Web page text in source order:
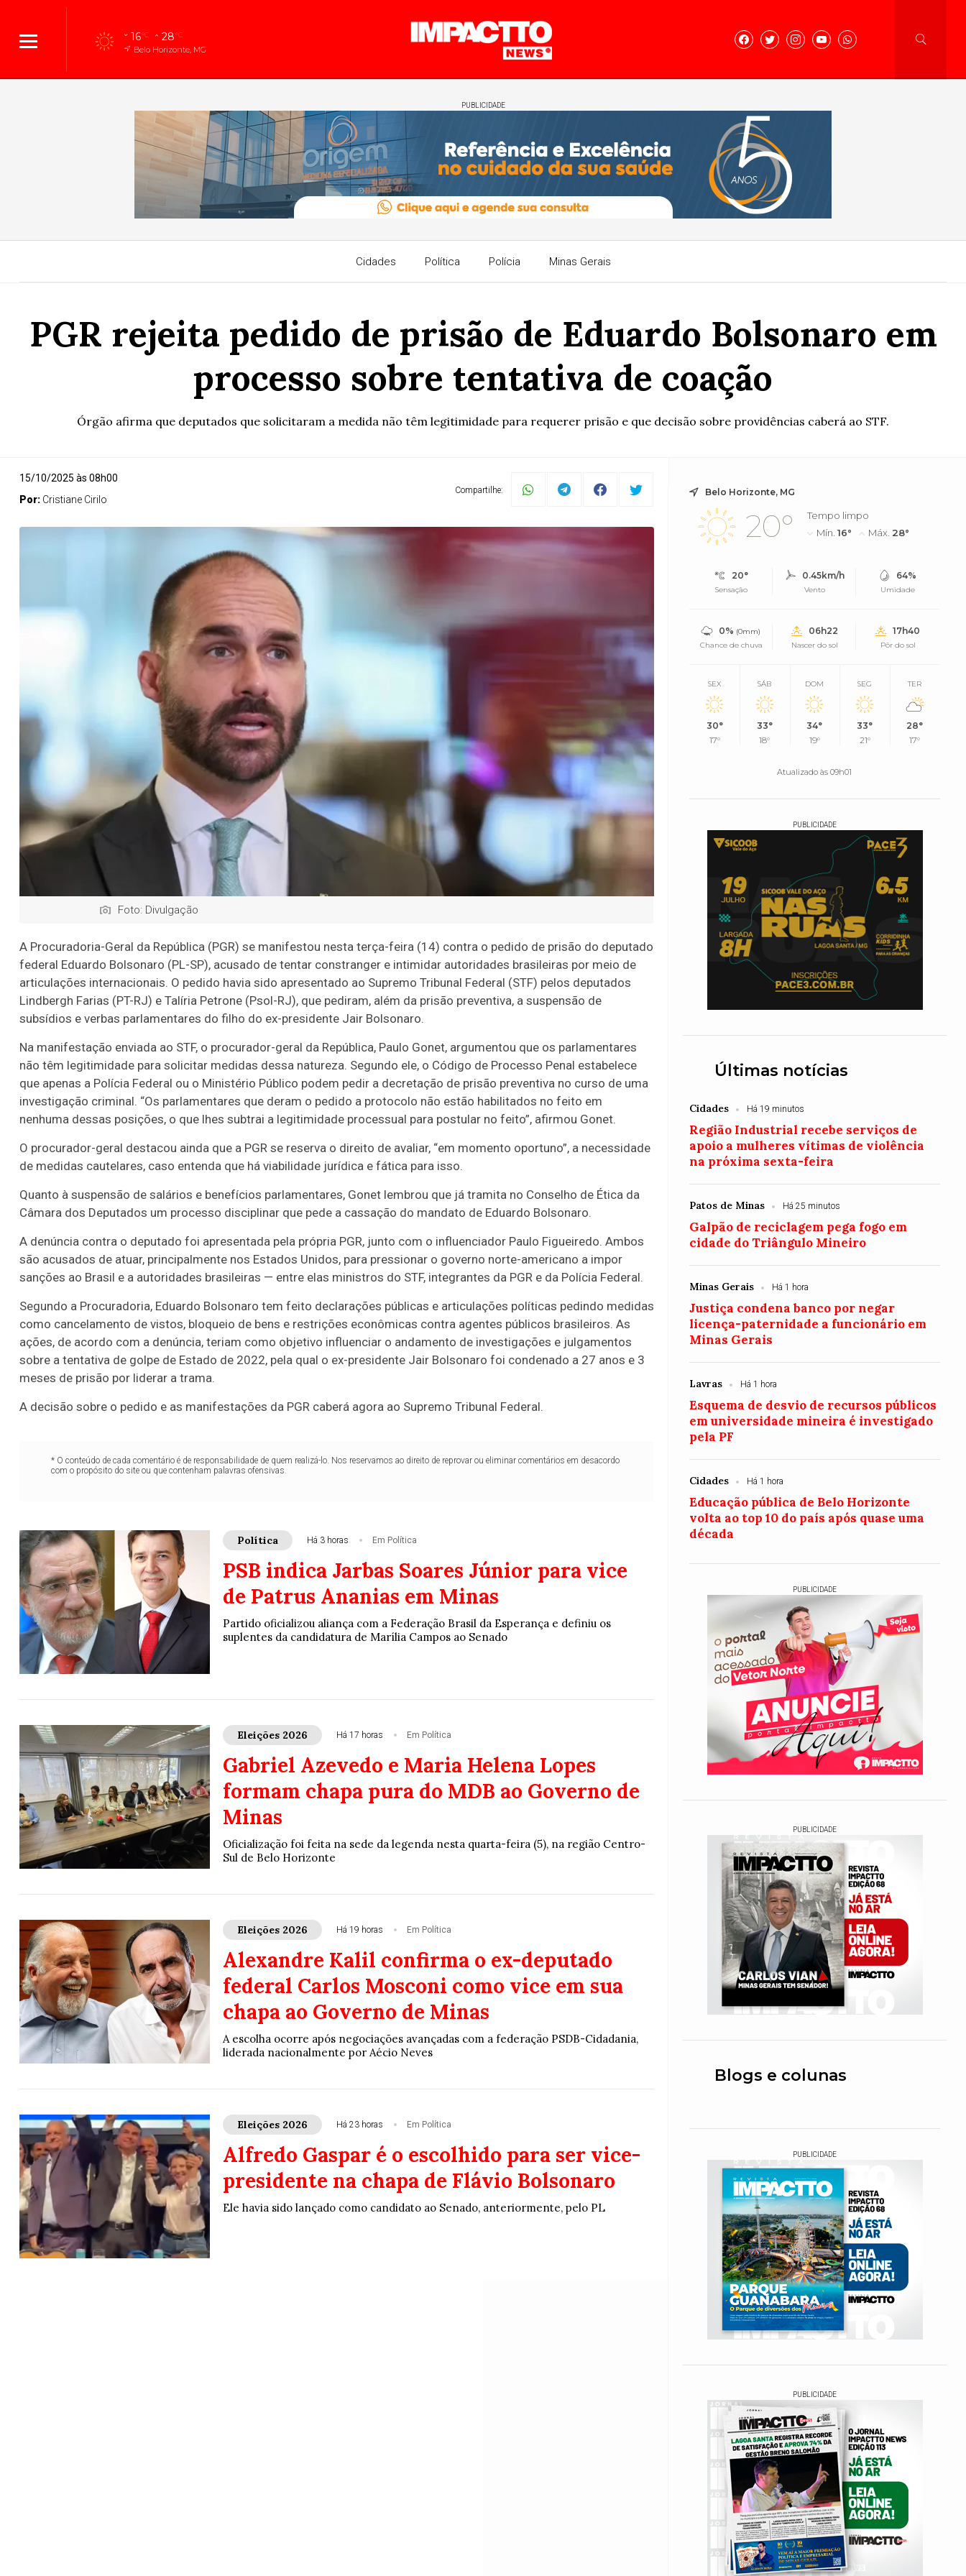
16°C 28°C
Belo Horizonte, MG
PUBLICIDADE
Cidades Política Polícia Minas Gerais
PGR rejeita pedido de prisão de Eduardo Bolsonaro em
processo sobre tentativa de coação
Órgão afirma que deputados que solicitaram a medida não têm legitimidade para requerer prisão e que decisão sobre providências caberá ao STF.
15/10/2025 às 08h00
Por: Cristiane Cirilo
Compartilhe:
Foto: Divulgação
A Procuradoria-Geral da República (PGR) se manifestou nesta terça-feira (14) contra o pedido de prisão do deputado
federal Eduardo Bolsonaro (PL-SP), acusado de tentar constranger e intimidar autoridades brasileiras por meio de
articulações internacionais. O pedido havia sido apresentado ao Supremo Tribunal Federal (STF) pelos deputados
Lindbergh Farias (PT-RJ) e Talíria Petrone (Psol-RJ), que pediram, além da prisão preventiva, a suspensão de
subsídios e verbas parlamentares do filho do ex-presidente Jair Bolsonaro.
Na manifestação enviada ao STF, o procurador-geral da República, Paulo Gonet, argumentou que os parlamentares
não têm legitimidade para solicitar medidas dessa natureza. Segundo ele, o Código de Processo Penal estabelece
que apenas a Polícia Federal ou o Ministério Público podem pedir a decretação de prisão preventiva no curso de uma
investigação criminal. “Os parlamentares que deram o pedido a protocolo não estão habilitados no feito em
nenhuma dessas posições, o que lhes subtrai a legitimidade processual para postular no feito”, afirmou Gonet.
O procurador-geral destacou ainda que a PGR se reserva o direito de avaliar, “em momento oportuno”, a necessidade
de medidas cautelares, caso entenda que há viabilidade jurídica e fática para isso.
Quanto à suspensão de salários e benefícios parlamentares, Gonet lembrou que já tramita no Conselho de Ética da
Câmara dos Deputados um processo disciplinar que pede a cassação do mandato de Eduardo Bolsonaro.
A denúncia contra o deputado foi apresentada pela própria PGR, junto com o influenciador Paulo Figueiredo. Ambos
são acusados de atuar, principalmente nos Estados Unidos, para pressionar o governo norte-americano a impor
sanções ao Brasil e a autoridades brasileiras — entre elas ministros do STF, integrantes da PGR e da Polícia Federal.
Segundo a Procuradoria, Eduardo Bolsonaro tem feito declarações públicas e articulações políticas pedindo medidas
como cancelamento de vistos, bloqueio de bens e restrições econômicas contra agentes públicos brasileiros. As
ações, de acordo com a denúncia, teriam como objetivo influenciar o andamento de investigações e julgamentos
sobre a tentativa de golpe de Estado de 2022, pela qual o ex-presidente Jair Bolsonaro foi condenado a 27 anos e 3
meses de prisão por liderar a trama.
A decisão sobre o pedido e as manifestações da PGR caberá agora ao Supremo Tribunal Federal.
* O conteúdo de cada comentário é de responsabilidade de quem realizá-lo. Nos reservamos ao direito de reprovar ou eliminar comentários em desacordo
com o propósito do site ou que contenham palavras ofensivas.
Política Há 3 horas Em Política
PSB indica Jarbas Soares Júnior para vice
de Patrus Ananias em Minas
Partido oficializou aliança com a Federação Brasil da Esperança e definiu os
suplentes da candidatura de Marília Campos ao Senado
Eleições 2026 Há 17 horas Em Política
Gabriel Azevedo e Maria Helena Lopes
formam chapa pura do MDB ao Governo de
Minas
Oficialização foi feita na sede da legenda nesta quarta-feira (5), na região Centro-
Sul de Belo Horizonte
Eleições 2026 Há 19 horas Em Política
Alexandre Kalil confirma o ex-deputado
federal Carlos Mosconi como vice em sua
chapa ao Governo de Minas
A escolha ocorre após negociações avançadas com a federação PSDB-Cidadania,
liderada nacionalmente por Aécio Neves
Eleições 2026 Há 23 horas Em Política
Alfredo Gaspar é o escolhido para ser vice-
presidente na chapa de Flávio Bolsonaro
Ele havia sido lançado como candidato ao Senado, anteriormente, pelo PL
Belo Horizonte, MG
20°
Tempo limpo
Mín.16° Máx. 28°
20°
Sensação
0.45km/h
Vento
64%
Umidade
0% (0mm)
Chance de chuva
06h22
Nascer do sol
17h40
Pôr do sol
SEX
30°
17°
SÁB
33°
18°
DOM
34°
19°
SEG
33°
21°
TER
28°
17°
Atualizado às 09h01
PUBLICIDADE
Últimas notícias
Cidades Há 19 minutos
Região Industrial recebe serviços de
apoio a mulheres vítimas de violência
na próxima sexta-feira
Patos de Minas Há 25 minutos
Galpão de reciclagem pega fogo em
cidade do Triângulo Mineiro
Minas Gerais Há 1 hora
Justiça condena banco por negar
licença-paternidade a funcionário em
Minas Gerais
Lavras Há 1 hora
Esquema de desvio de recursos públicos
em universidade mineira é investigado
pela PF
Cidades Há 1 hora
Educação pública de Belo Horizonte
volta ao top 10 do país após quase uma
década
PUBLICIDADE
PUBLICIDADE
Blogs e colunas
PUBLICIDADE
PUBLICIDADE